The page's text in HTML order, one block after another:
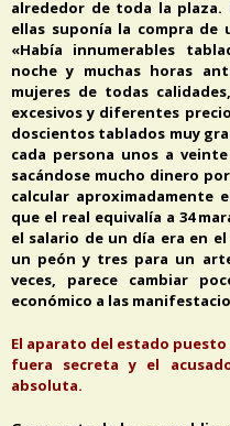
alrededor de toda la plaza.
ellas suponía la compra de
«Había innumerables
noche y muchas horas
mujeres de todas
excesivos y diferentes
doscientos tablados muy
cada persona unos a
sacándose mucho dinero
calcular aproximadamente
que el real equivalía a 34
el salario de un día era en
un peón y tres para un
veces, parece cambiar
económico a las
El aparato del estado
fuera secreta y el
absoluta.